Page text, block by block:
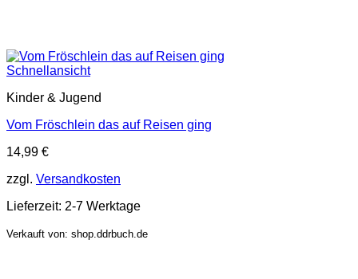
Schnellansicht
Kinder & Jugend
Vom Fröschlein das auf Reisen ging
14,99 €
zzgl. Versandkosten
Lieferzeit: 2-7 Werktage
Verkauft von: shop.ddrbuch.de